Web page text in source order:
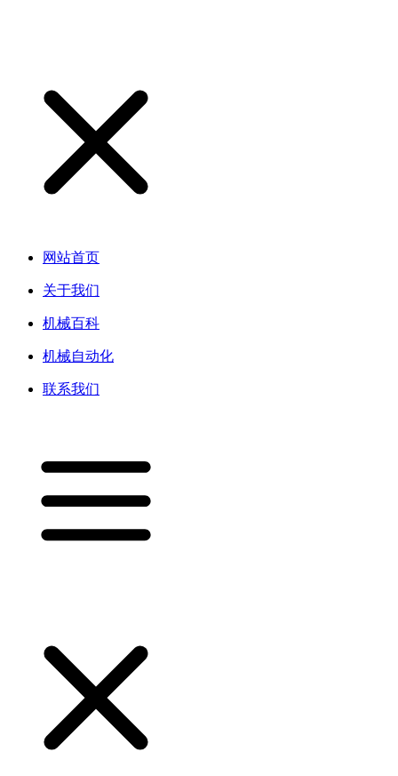
网站首页
关于我们
机械百科
机械自动化
联系我们